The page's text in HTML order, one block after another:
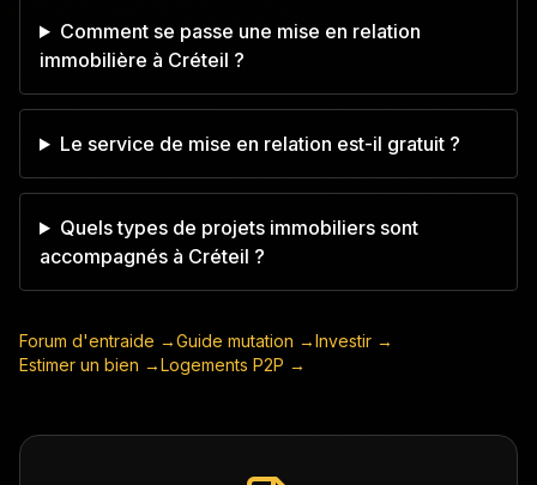
Comment se passe une mise en relation
immobilière à Créteil ?
Le service de mise en relation est-il gratuit ?
Quels types de projets immobiliers sont
accompagnés à Créteil ?
Forum d'entraide →Guide mutation →Investir →
Estimer un bien →Logements P2P →